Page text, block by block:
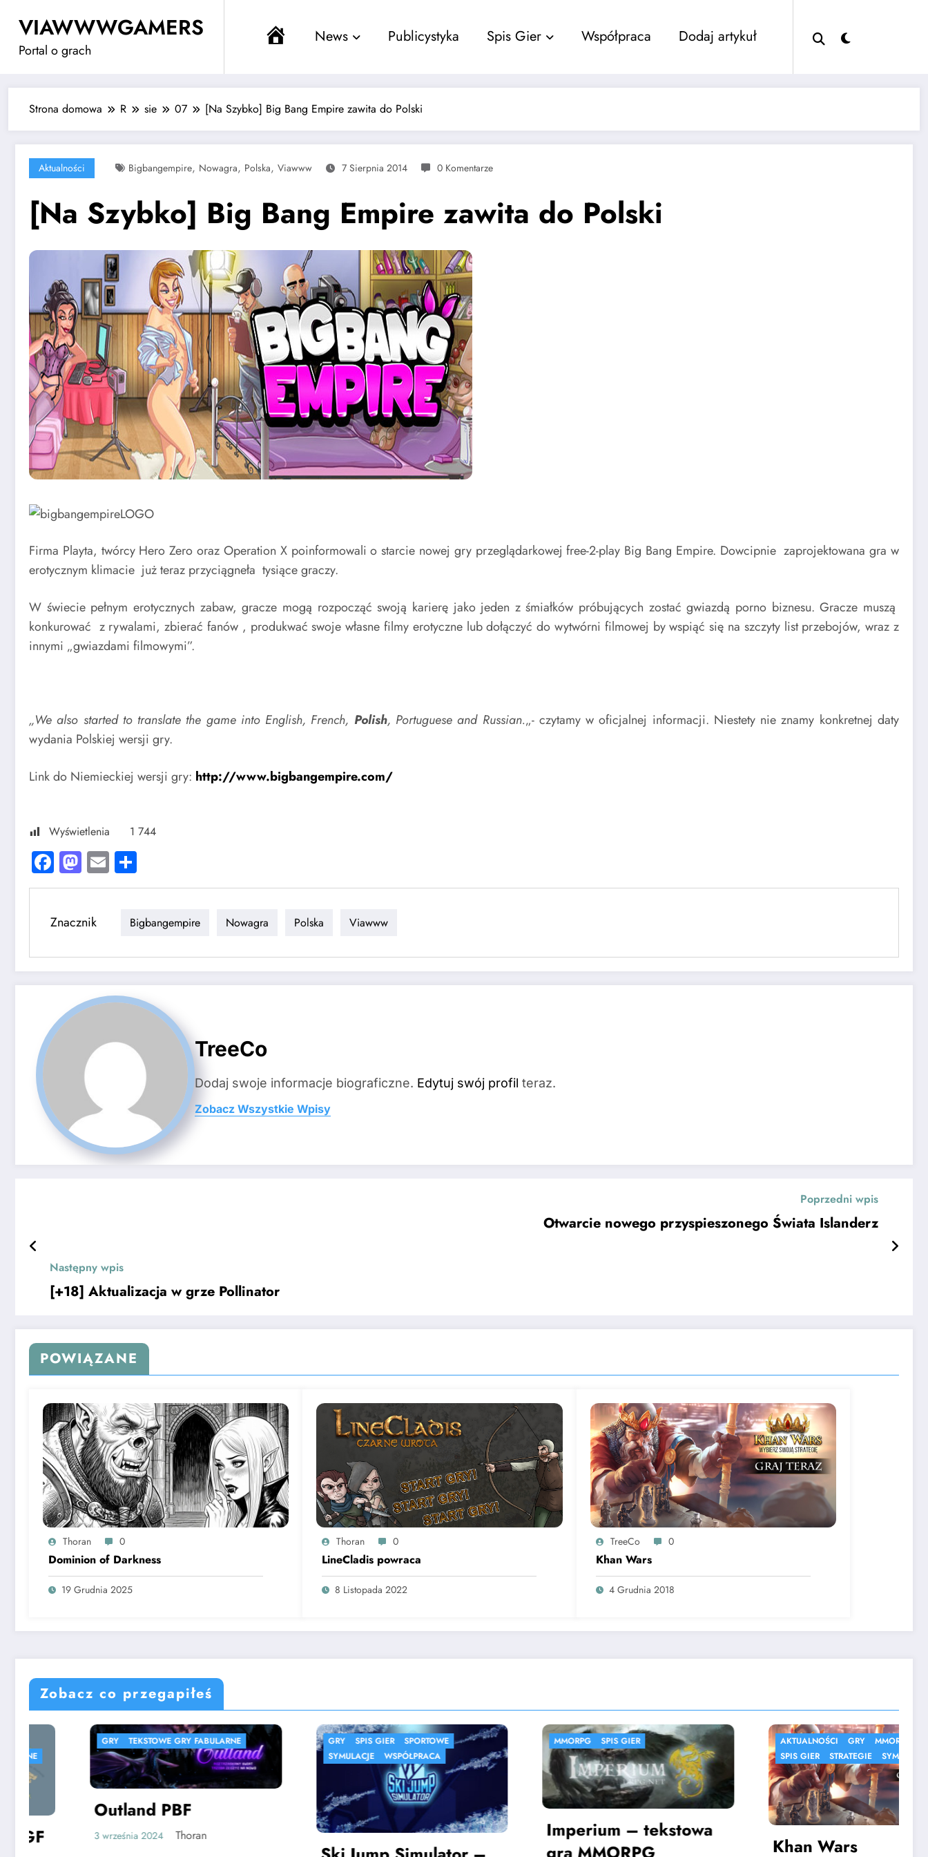
treści
VIAWWWGAMERS
Portal o grach
MenuNews Publicystyka Spis Gier Współpraca Dodaj artykuł
Strona domowa R sie 07 [Na Szybko] Big Bang Empire zawita do Polski
Aktualności Bigbangempire, Nowagra, Polska, Viawww 7 Sierpnia 2014 0 Komentarze
[Na Szybko] Big Bang Empire zawita do Polski
Firma Playta, twórcy Hero Zero oraz Operation X poinformowali o starcie nowej gry przeglądarkowej free-2-play Big Bang Empire. Dowcipnie zaprojektowana gra w
erotycznym klimacie już teraz przyciągneła tysiące graczy.
W świecie pełnym erotycznych zabaw, gracze mogą rozpocząć swoją karierę jako jeden z śmiałków próbujących zostać gwiazdą porno biznesu. Gracze muszą
konkurować z rywalami, zbierać fanów , produkwać swoje własne filmy erotyczne lub dołączyć do wytwórni filmowej by wspiąć się na szczyty list przebojów, wraz z
innymi „gwiazdami filmowymi”.
„We also started to translate the game into English, French, Polish, Portuguese and Russian.„- czytamy w oficjalnej informacji. Niestety nie znamy konkretnej daty
wydania Polskiej wersji gry.
Link do Niemieckiej wersji gry: http://www.bigbangempire.com/
Wyświetlenia 1 744
Facebook
Mastodon
Email
Znacznik Bigbangempire Nowagra Polska Viawww
TreeCo
Dodaj swoje informacje biograficzne. Edytuj swój profil teraz.
Zobacz Wszystkie Wpisy
Poprzedni wpis
Otwarcie nowego przyspieszonego Świata Islanderz
Następny wpis
[+18] Aktualizacja w grze Pollinator
POWIĄZANE
Thoran 0
Dominion of Darkness
19 Grudnia 2025
Thoran 0
LineCladis powraca
8 Listopada 2022
TreeCo 0
Khan Wars
4 Grudnia 2018
Zobacz co przegapiłeś
TEKSTOWE GRY FABULARNE
Outland PBF
3 września 2024 Thoran
GRY SPIS GIER
SPORTOWE
WSPÓŁPRACA
MMORPG SPIS GIER
Imperium – tekstowa
AKTUALNOŚCI GRY
MMORPG
STRATEGIE SYMULACJE
Khan Wars